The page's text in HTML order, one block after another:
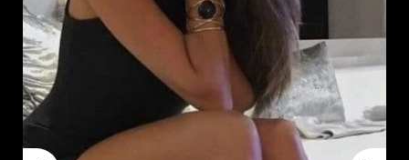
THE LOUNGE
SERVICES